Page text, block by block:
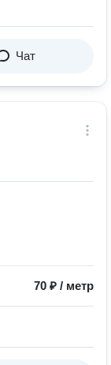
Чат
70 ₽ / метр